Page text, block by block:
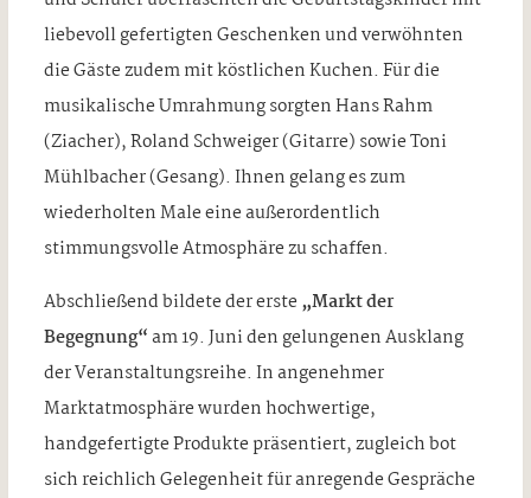
liebevoll gefertigten Geschenken und verwöhnten
die Gäste zudem mit köstlichen Kuchen. Für die
musikalische Umrahmung sorgten Hans Rahm
(Ziacher), Roland Schweiger (Gitarre) sowie Toni
Mühlbacher (Gesang). Ihnen gelang es zum
wiederholten Male eine außerordentlich
stimmungsvolle Atmosphäre zu schaffen.
Abschließend bildete der erste „Markt der
Begegnung“am 19. Juni den gelungenen Ausklang
der Veranstaltungsreihe. In angenehmer
Marktatmosphäre wurden hochwertige,
handgefertigte Produkte präsentiert, zugleich bot
sich reichlich Gelegenheit für anregende Gespräche